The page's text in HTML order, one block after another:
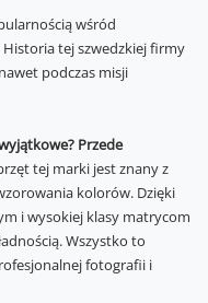
wśród
tej szwedzkiej firmy
podczas misji
Przede
tej marki jest znany z
kolorów. Dzięki
i wysokiej klasy matrycom
Wszystko to
fotografii i